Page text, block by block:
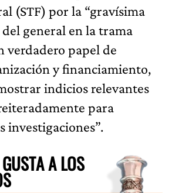
(STF) por la “gravísima
general en la trama
verdadero papel de
y financiamiento,
indicios relevantes
para
investigaciones”.
A LOS